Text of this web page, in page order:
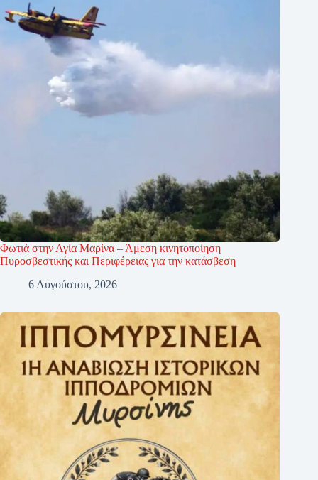
Φωτιά στην Αγία Μαρίνα – Άμεση κινητοποίηση
Πυροσβεστικής και Περιφέρειας για την κατάσβεση
6 Αυγούστου, 2026